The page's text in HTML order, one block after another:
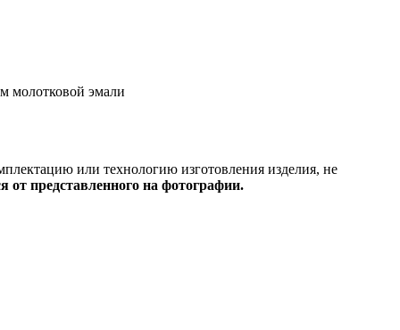
молотковой эмали
или технологию изготовления изделия, не
от представленного на фотографии.